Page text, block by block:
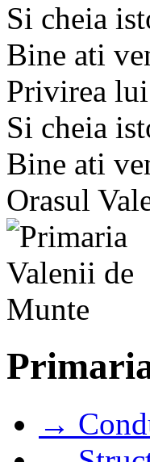
Si cheia
Bine ati
Privirea
Si cheia
Bine ati
Orasul
→